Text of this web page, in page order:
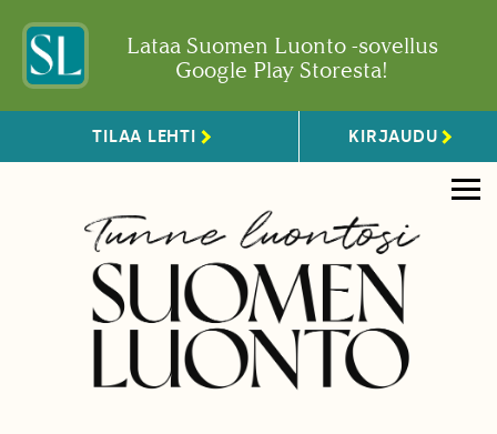
Lataa Suomen Luonto -sovellus
Google Play Storesta!
TILAA LEHTI KIRJAUDU